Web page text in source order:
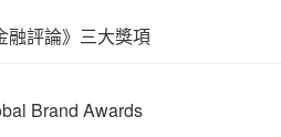
融評論》三大獎項
Brand Awards